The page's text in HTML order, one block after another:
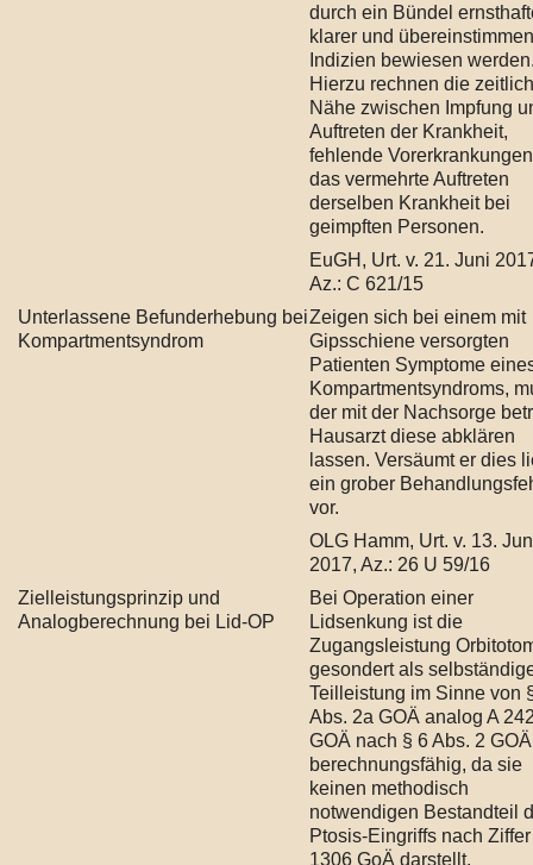
durch ein Bündel
klarer und
Indizien bewiesen
Hierzu rechnen die
Nähe zwischen Impfung
Auftreten der Krankheit,
fehlende
das vermehrte Auftreten
derselben Krankheit bei
geimpften Personen.
EuGH, Urt. v. 21. Juni
Az.: C 621/15
Unterlassene Befunderhebung bei
Kompartmentsyndrom
Zeigen sich bei einem mit
Gipsschiene versorgten
Patienten Symptome
Kompartmentsyndroms,
der mit der Nachsorge
Hausarzt diese abklären
lassen. Versäumt er dies
ein grober
vor.
OLG Hamm, Urt. v. 13.
2017, Az.: 26 U 59/16
Zielleistungsprinzip und
Analogberechnung bei Lid-OP
Bei Operation einer
Lidsenkung ist die
Zugangsleistung
gesondert als
Teilleistung im Sinne von
Abs. 2a GOÄ analog A
GOÄ nach § 6 Abs. 2 GOÄ
berechnungsfähig, da sie
keinen methodisch
notwendigen Bestandteil
Ptosis-Eingriffs nach Ziffer
1306 GoÄ darstellt.